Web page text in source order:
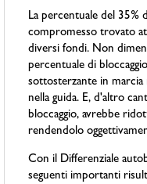
La percentuale del 35%
compromesso trovato
diversi fondi. Non
percentuale di
sottosterzante in
nella guida. E, d'altro
bloccaggio, avrebbe
rendendolo
Con il Differenziale
seguenti importanti